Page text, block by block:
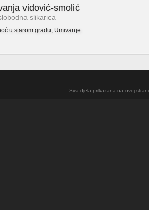
vidović-smolić
slikarica
u starom gradu, Umivanje
Sva djela prikazana na ovoj